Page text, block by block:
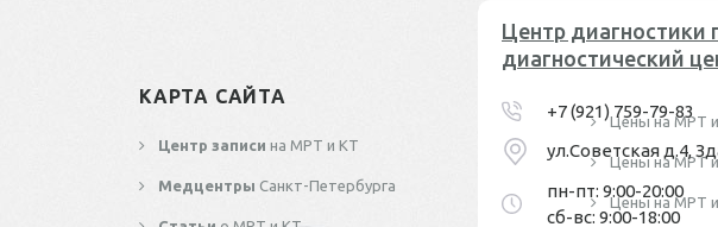
Центр диагностики
диагностический
+7 (921) 759-79-83
ул.Советская д.4,
пн-пт: 9:00-20:00
сб-вс: 9:00-18:00
КАРТА САЙТА
Центр записи на МРТ и КТ
Медцентры Санкт-Петербурга
Цены на МРТ и
Цены на МРТ и
Цены на МРТ